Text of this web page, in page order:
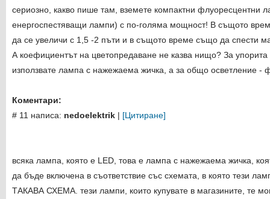
сериозно, какво пише там, вземете компактни флуоресцентни
енергоспестяващи лампи) с по-голяма мощност! В същото
да се увеличи с 1,5 -2 пъти и в същото време също да спести
А коефициентът на цветопредаване не казва нищо? За
използвате лампа с нажежаема жичка, а за общо осветление -
Коментари:
# 11 написа: nedoelektrik | [Цитиране]
всяка лампа, която е LED, това е лампа с нажежаема жичка,
да бъде включена в съответствие със схемата, в която тези
ТАКАВА СХЕМА. тези лампи, които купувате в магазините, те